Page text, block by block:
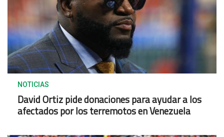
NOTICIAS
David Ortiz pide donaciones para ayudar a los
afectados por los terremotos en Venezuela